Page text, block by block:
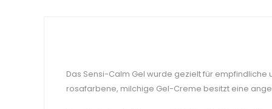
Das Sensi-Calm Gel wurde gezielt für
rosafarbene, milchige Gel-Creme besitzt eine